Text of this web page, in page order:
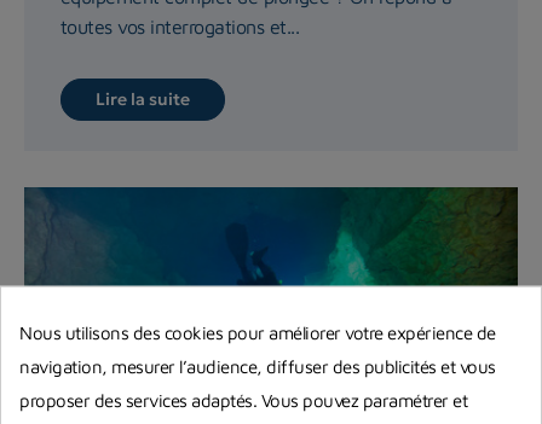
toutes vos interrogations et...
Lire la suite
Nous utilisons des cookies pour améliorer votre expérience de
navigation, mesurer l’audience, diffuser des publicités et vous
proposer des services adaptés. Vous pouvez paramétrer et